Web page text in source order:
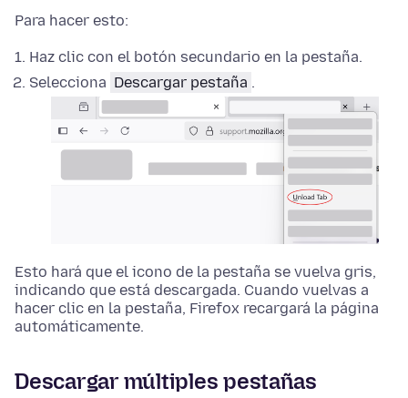
Para hacer esto:
Haz clic con el botón secundario en la pestaña.
Selecciona Descargar pestaña .
Esto hará que el icono de la pestaña se vuelva gris,
indicando que está descargada. Cuando vuelvas a
hacer clic en la pestaña, Firefox recargará la página
automáticamente.
Descargar múltiples pestañas